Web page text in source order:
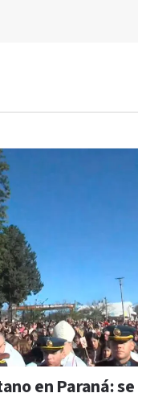
en Paraná: se